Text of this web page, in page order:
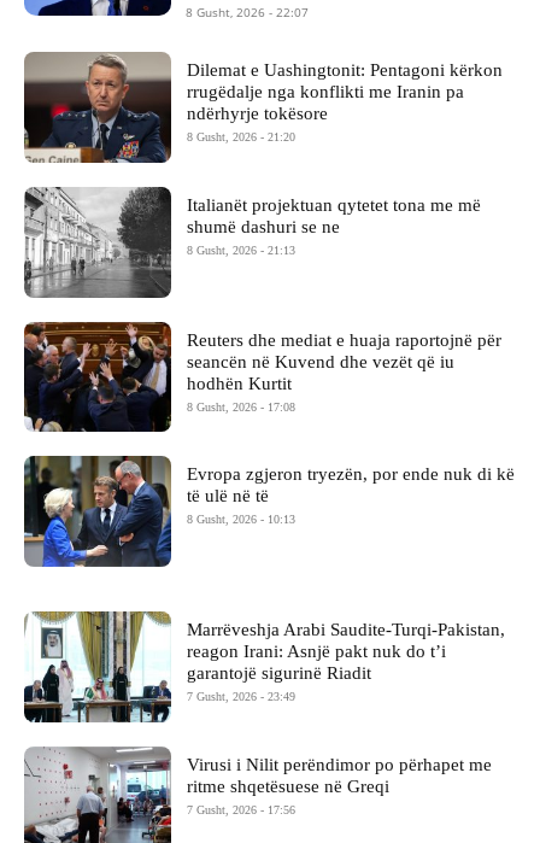
8 Gusht, 2026 - 22:07
Dilemat e Uashingtonit: Pentagoni kërkon
rrugëdalje nga konflikti me Iranin pa
ndërhyrje tokësore
8 Gusht, 2026 - 21:20
Italianët projektuan qytetet tona me më
shumë dashuri se ne
8 Gusht, 2026 - 21:13
Reuters dhe mediat e huaja raportojnë për
seancën në Kuvend dhe vezët që iu
hodhën Kurtit
8 Gusht, 2026 - 17:08
Evropa zgjeron tryezën, por ende nuk di kë
të ulë në të
8 Gusht, 2026 - 10:13
Marrëveshja Arabi Saudite-Turqi-Pakistan,
reagon Irani: Asnjë pakt nuk do t’i
garantojë sigurinë Riadit
7 Gusht, 2026 - 23:49
Virusi i Nilit perëndimor po përhapet me
ritme shqetësuese në Greqi
7 Gusht, 2026 - 17:56